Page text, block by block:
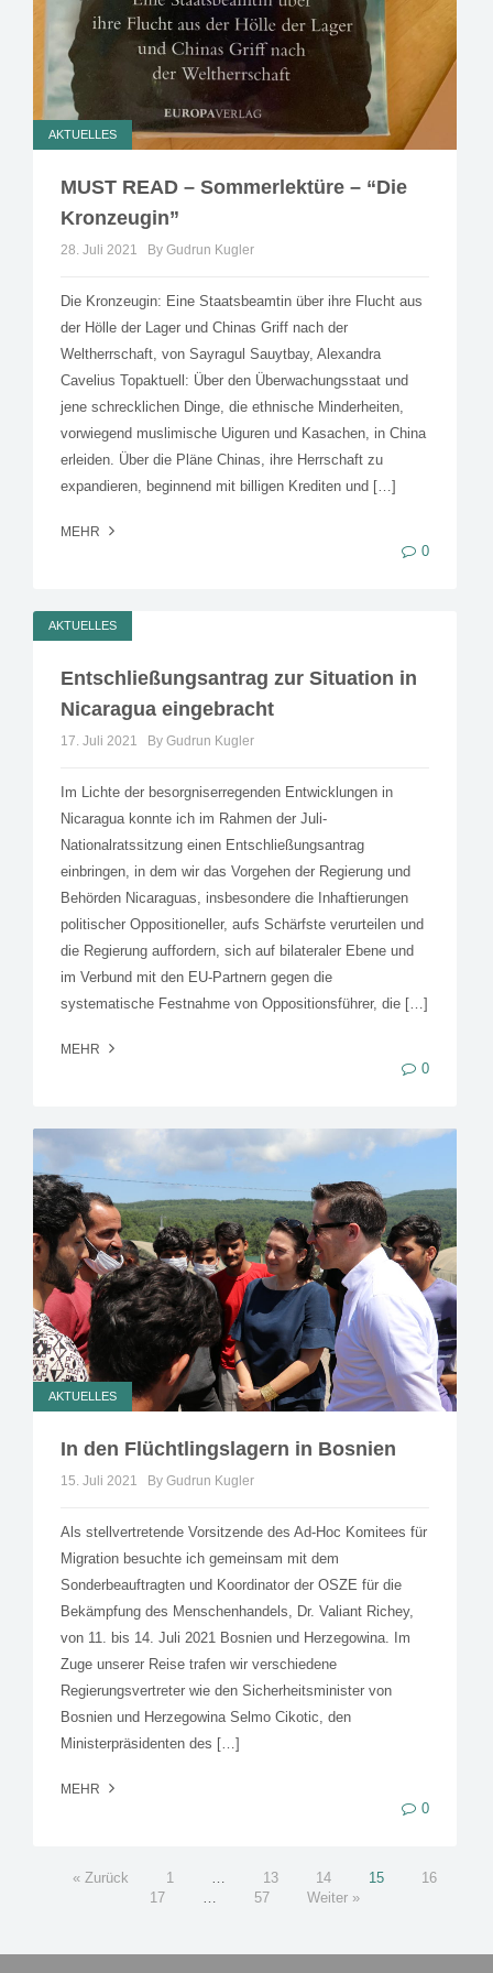
AKTUELLES
MUST READ – Sommerlektüre – “Die
Kronzeugin”
28. Juli 2021 By Gudrun Kugler
Die Kronzeugin: Eine Staatsbeamtin über ihre Flucht aus
der Hölle der Lager und Chinas Griff nach der
Weltherrschaft, von Sayragul Sauytbay, Alexandra
Cavelius Topaktuell: Über den Überwachungsstaat und
jene schrecklichen Dinge, die ethnische Minderheiten,
vorwiegend muslimische Uiguren und Kasachen, in China
erleiden. Über die Pläne Chinas, ihre Herrschaft zu
expandieren, beginnend mit billigen Krediten und […]
MEHR
0
AKTUELLES
Entschließungsantrag zur Situation in
Nicaragua eingebracht
17. Juli 2021 By Gudrun Kugler
Im Lichte der besorgniserregenden Entwicklungen in
Nicaragua konnte ich im Rahmen der Juli-
Nationalratssitzung einen Entschließungsantrag
einbringen, in dem wir das Vorgehen der Regierung und
Behörden Nicaraguas, insbesondere die Inhaftierungen
politischer Oppositioneller, aufs Schärfste verurteilen und
die Regierung auffordern, sich auf bilateraler Ebene und
im Verbund mit den EU-Partnern gegen die
systematische Festnahme von Oppositionsführer, die […]
MEHR
0
AKTUELLES
In den Flüchtlingslagern in Bosnien
15. Juli 2021 By Gudrun Kugler
Als stellvertretende Vorsitzende des Ad-Hoc Komitees für
Migration besuchte ich gemeinsam mit dem
Sonderbeauftragten und Koordinator der OSZE für die
Bekämpfung des Menschenhandels, Dr. Valiant Richey,
von 11. bis 14. Juli 2021 Bosnien und Herzegowina. Im
Zuge unserer Reise trafen wir verschiedene
Regierungsvertreter wie den Sicherheitsminister von
Bosnien und Herzegowina Selmo Cikotic, den
Ministerpräsidenten des […]
MEHR
0
« Zurück 1 … 13 14 15
16
17
… 57 Weiter »